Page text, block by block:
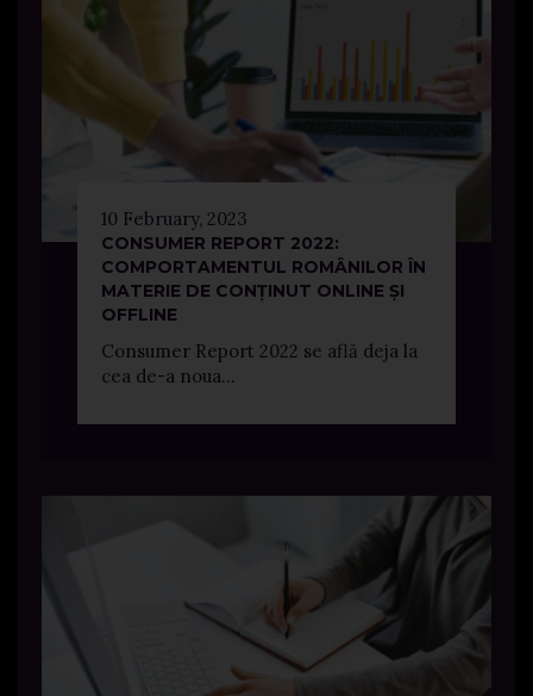
10 February, 2023
CONSUMER REPORT 2022:
COMPORTAMENTUL ROMÂNILOR ÎN
MATERIE DE CONȚINUT ONLINE ȘI
OFFLINE
Consumer Report 2022 se află deja la
cea de-a noua...